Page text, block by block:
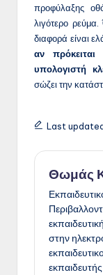
προφύλαξης
λιγότερο
διαφορά είναι
αν
υπολογιστή
σώζει την
Last
Θωμάς
στην